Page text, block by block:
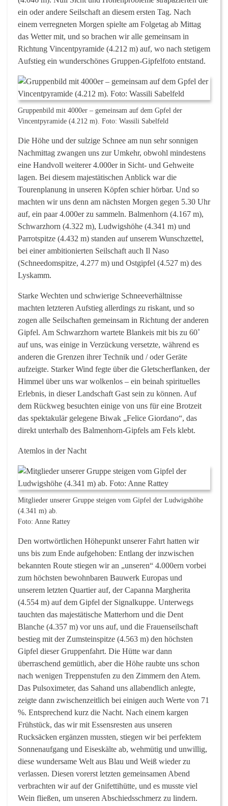
ein oder andere Seilschaft an diesem ersten Tag. Nach
einem verregneten Morgen spielte am Folgetag ab Mittag
das Wetter mit, und so brachen wir alle gemeinsam in
Richtung Vincentpyramide (4.212 m) auf, wo nach stetigem
Aufstieg ein wunderschönes Gruppen-Gipfelfoto entstand.
Gruppenbild mit 4000er – gemeinsam auf dem Gpfel der
Vincentpyramide (4.212 m). Foto: Wassili Sabelfeld
Die Höhe und der sulzige Schnee am nun sehr sonnigen
Nachmittag zwangen uns zur Umkehr, obwohl mindestens
eine Handvoll weiterer 4.000er in Sicht- und Gehweite
lagen. Bei diesem majestätischen Anblick war die
Tourenplanung in unseren Köpfen schier hörbar. Und so
machten wir uns denn am nächsten Morgen gegen 5.30 Uhr
auf, ein paar 4.000er zu sammeln. Balmenhorn (4.167 m),
Schwarzhorn (4.322 m), Ludwigshöhe (4.341 m) und
Parrotspitze (4.432 m) standen auf unserem Wunschzettel,
bei einer ambitionierten Seilschaft auch Il Naso
(Schneedomspitze, 4.277 m) und Ostgipfel (4.527 m) des
Lyskamm.
Starke Wechten und schwierige Schneeverhältnisse
machten letzteren Aufstieg allerdings zu riskant, und so
zogen alle Seilschaften gemeinsam in Richtung der anderen
Gipfel. Am Schwarzhorn wartete Blankeis mit bis zu 60˚
auf uns, was einige in Verzückung versetzte, während es
anderen die Grenzen ihrer Technik und / oder Geräte
aufzeigte. Starker Wind fegte über die Gletscherflanken, der
Himmel über uns war wolkenlos – ein beinah spirituelles
Erlebnis, in dieser Landschaft Gast sein zu können. Auf
dem Rückweg besuchten einige von uns für eine Brotzeit
das spektakulär gelegene Biwak „Felice Giordano“, das
direkt unterhalb des Balmenhorn-Gipfels am Fels klebt.
Atemlos in der Nacht
Mitglieder unserer Gruppe steigen vom Gipfel der Ludwigshöhe
(4.341 m) ab.
Foto: Anne Rattey
Den wortwörtlichen Höhepunkt unserer Fahrt hatten wir
uns bis zum Ende aufgehoben: Entlang der inzwischen
bekannten Route stiegen wir an „unseren“ 4.000ern vorbei
zum höchsten bewohnbaren Bauwerk Europas und
unserem letzten Quartier auf, der Capanna Margherita
(4.554 m) auf dem Gipfel der Signalkuppe. Unterwegs
tauchten das majestätische Matterhorn und die Dent
Blanche (4.357 m) vor uns auf, und die Frauenseilschaft
bestieg mit der Zumsteinspitze (4.563 m) den höchsten
Gipfel dieser Gruppenfahrt. Die Hütte war dann
überraschend gemütlich, aber die Höhe raubte uns schon
nach wenigen Treppenstufen zu den Zimmern den Atem.
Das Pulsoximeter, das Sahand uns allabendlich anlegte,
zeigte dann zwischenzeitlich bei einigen auch Werte von 71
%. Entsprechend kurz die Nacht. Nach einem kargen
Frühstück, das wir mit Essensresten aus unseren
Rucksäcken ergänzen mussten, stiegen wir bei perfektem
Sonnenaufgang und Eiseskälte ab, wehmütig und unwillig,
diese wundersame Welt aus Blau und Weiß wieder zu
verlassen. Diesen vorerst letzten gemeinsamen Abend
verbrachten wir auf der Gnifettihütte, und es musste viel
Wein fließen, um unseren Abschiedsschmerz zu lindern.